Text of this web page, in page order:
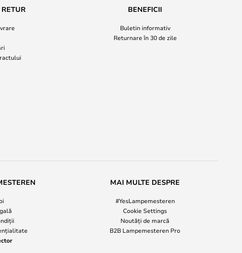
BENEFICII
Buletin informativ
Returnare în 30 de zile
MAI MULTE DESPRE
#YesLampemesteren
Cookie Settings
Noutăți de marcă
B2B Lampemesteren Pro